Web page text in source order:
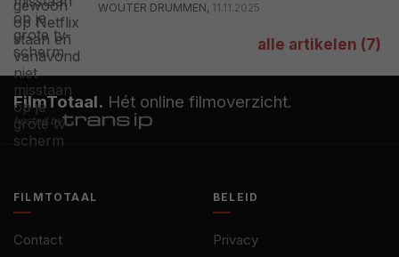
alle artikelen (7)
WOUTER DRUMMEN, 11.11.2025
FilmTotaal. Hét online filmoverzicht.
hosted by
FILMTOTAAL
Contact
BELEID
Privacy